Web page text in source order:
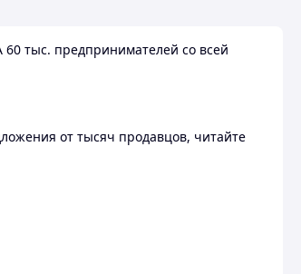
тыс. предпринимателей со всей
от тысяч продавцов, читайте